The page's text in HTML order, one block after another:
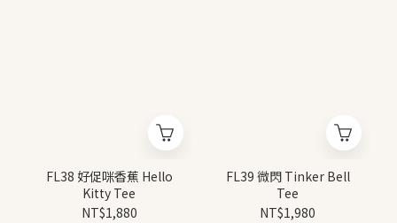
FL38 好促咪香蕉 Hello
Kitty Tee
NT$1,880
FL39 微閃 Tinker Bell
Tee
NT$1,980